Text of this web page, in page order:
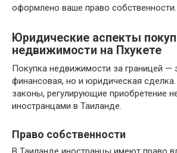
оформлено ваше право собственности.
Юридические аспекты
недвижимости на Пхукете
Покупка недвижимости за границей —
финансовая, но и юридическая
законы, регулирующие приобретение
иностранцами в Таиланде.
Право собственности